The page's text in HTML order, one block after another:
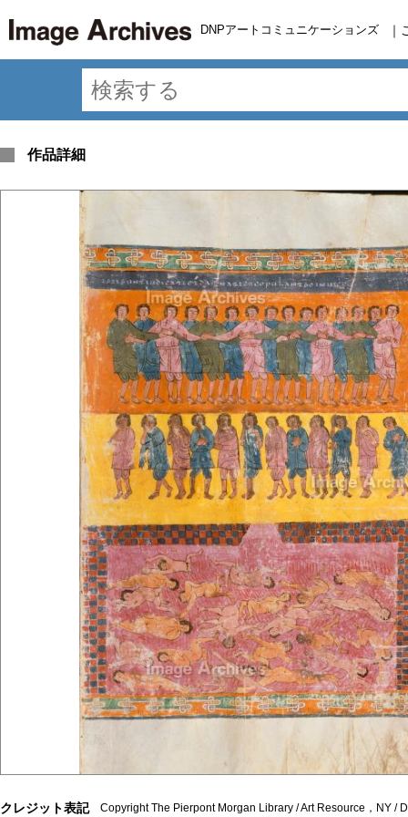
DNPアートコミュニケーションズ ｜
作品詳細
クレジット表記 Copyright The Pierpont Morgan Library / Art Resource，NY /